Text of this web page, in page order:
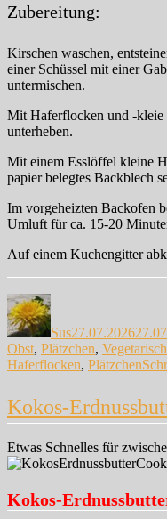
Zubereitung:
Kirschen waschen,
einer Schüssel mit einer
untermischen.
Mit Haferflocken und -kleie
unterheben.
Mit einem Esslöffel kleine
papier belegtes Backblech
Im vorgeheizten Backofen
Umluft für ca. 15-20
Auf einem Kuchengitter
Autor
Sus27.07.2026
Obst, Plätzchen,
Haferflocken, Plätzchen
Kokos-
Etwas Schnelles für
Kokos-